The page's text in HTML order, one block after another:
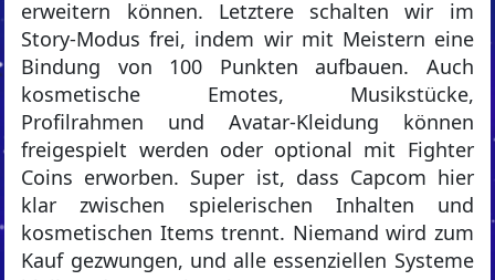
erweitern können. Letztere schalten wir im
Story-Modus frei, indem wir mit Meistern eine
Bindung von 100 Punkten aufbauen. Auch
kosmetische Emotes, Musikstücke,
Profilrahmen und Avatar-Kleidung können
freigespielt werden oder optional mit Fighter
Coins erworben. Super ist, dass Capcom hier
klar zwischen spielerischen Inhalten und
kosmetischen Items trennt. Niemand wird zum
Kauf gezwungen, und alle essenziellen Systeme